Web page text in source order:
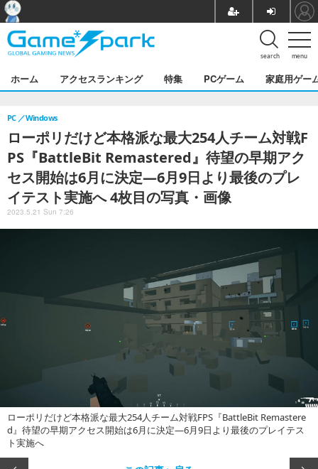
menu
search
ホーム アクセスランキング 特集 PCゲーム 家庭用ゲー
ローポリだけど本格派な最大254人チーム対戦F
PS『BattleBit Remastered』待望の早期アク
セス開始は6月に決定―6月9日より最後のプレ
イテスト実施へ 4枚目の写真・画像
PC Windows
2023.5.21 Sun 7:26
ローポリだけど本格派な最大254人チーム対戦FPS『BattleBit Remastere
d』待望の早期アクセス開始は6月に決定―6月9日より最後のプレイテス
ト実施へ